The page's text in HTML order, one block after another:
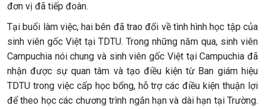
đơn vị đã tiếp đoàn.
Tại buổi làm việc, hai bên đã trao đổi về tình hình học tập của
sinh viên gốc Việt tại TDTU. Trong những năm qua, sinh viên
Campuchia nói chung và sinh viên gốc Việt tại Campuchia đã
nhận được sự quan tâm và tạo điều kiện từ Ban giám hiệu
TDTU trong việc cấp học bổng, hỗ trợ các điều kiện thuận lợi
để theo học các chương trình ngắn hạn và dài hạn tại Trường.